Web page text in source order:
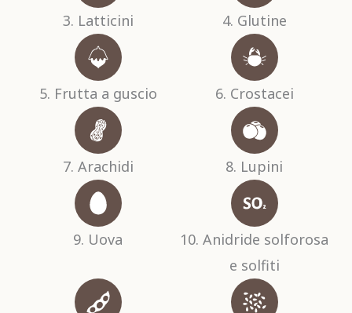
3. Latticini 4. Glutine
5. Frutta a guscio 6. Crostacei
7. Arachidi 8. Lupini
9. Uova
10. Anidride solforosa
e solfiti